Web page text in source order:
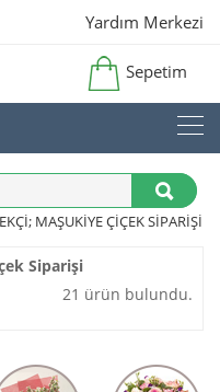
Yardım Merkezi
Sepetim
MAŞUKIYE ÇIÇEK SIPARIŞI
Siparişi
21 ürün bulundu.